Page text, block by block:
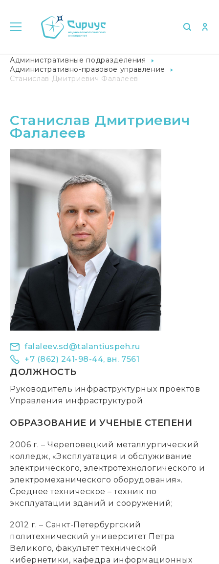
Административные подразделения
Административно-правовое управление
Станислав Дмитриевич Фалалеев
Станислав Дмитриевич
Фалалеев
falaleev.sd@talantiuspeh.ru
+7 (862) 241-98-44, вн. 7561
ДОЛЖНОСТЬ
Руководитель инфраструктурных проектов
Управления инфраструктурой
ОБРАЗОВАНИЕ И УЧЕНЫЕ СТЕПЕНИ
2006 г. – Череповецкий металлургический
колледж, «Эксплуатация и обслуживание
электрического, электротехнологического и
электромеханического оборудования».
Среднее техническое – техник по
эксплуатации зданий и сооружений;
2012 г. – Санкт-Петербургский
политехнический университет Петра
Великого, факультет технической
кибернетики, кафедра информационных